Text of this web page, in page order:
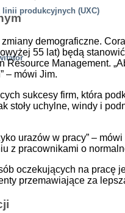
linii produkcyjnych (UXC)
demograficzne.
55 lat) będą
Resource Management.
– mówi Jim.
sukcesy firm, która
stoły uchylne, windy i
urazów w pracy” –
z pracownikami o
oczekujących na
przemawiające za